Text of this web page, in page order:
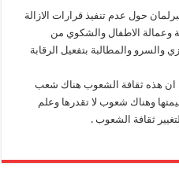
حول عدم تنفيذ قرارات الازالة
وعمالة الاطفال والشكوي من
والمطالبة بتفعيل الرقابة
ان هذه ثقافة الشعوب هناك شعب
وهناك شعوب لا تقدرها وعلم